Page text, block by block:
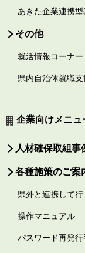
あきた企業連携
その他
就活情報コーナー
県内自治体就職支
企業向けメニュ
人材確保取組事
各種施策のご案
県外と連携して
操作マニュアル
パスワード再発行